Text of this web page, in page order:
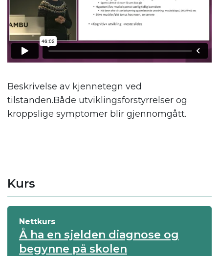
Beskrivelse av kjennetegn ved
tilstanden.Både utviklingsforstyrrelser og
kroppslige symptomer blir gjennomgått.
Kurs
Nettkurs
Å ha en sjelden diagnose og
begynne på skolen